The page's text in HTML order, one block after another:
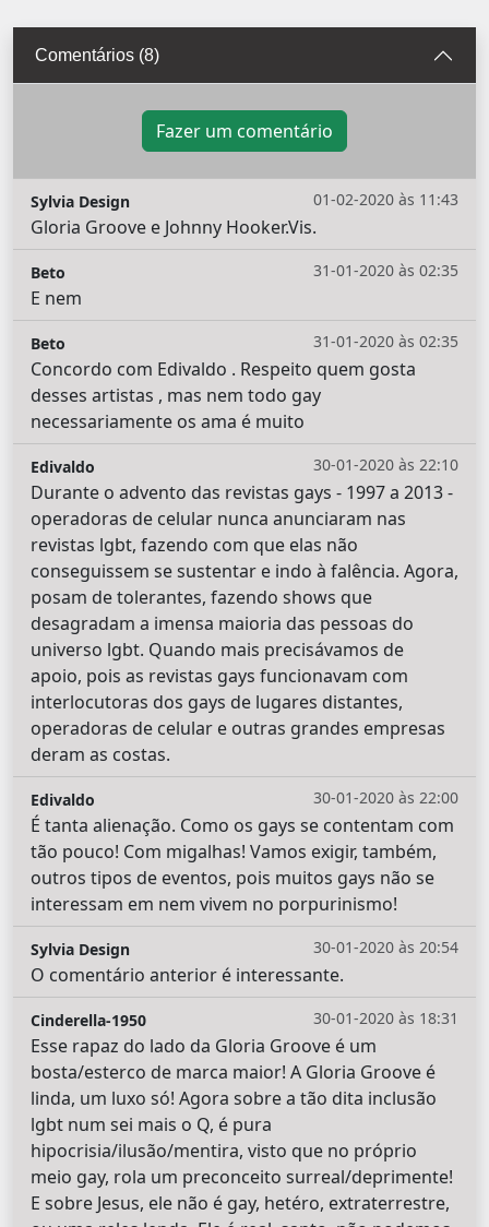
Comentários (8)
Fazer um comentário
01-02-2020 às 11:43
Sylvia Design
Gloria Groove e Johnny Hooker.Vis.
31-01-2020 às 02:35
Beto
E nem
31-01-2020 às 02:35
Beto
Concordo com Edivaldo . Respeito quem gosta
desses artistas , mas nem todo gay
necessariamente os ama é muito
30-01-2020 às 22:10
Edivaldo
Durante o advento das revistas gays - 1997 a 2013 -
operadoras de celular nunca anunciaram nas
revistas lgbt, fazendo com que elas não
conseguissem se sustentar e indo à falência. Agora,
posam de tolerantes, fazendo shows que
desagradam a imensa maioria das pessoas do
universo lgbt. Quando mais precisávamos de
apoio, pois as revistas gays funcionavam com
interlocutoras dos gays de lugares distantes,
operadoras de celular e outras grandes empresas
deram as costas.
30-01-2020 às 22:00
Edivaldo
É tanta alienação. Como os gays se contentam com
tão pouco! Com migalhas! Vamos exigir, também,
outros tipos de eventos, pois muitos gays não se
interessam em nem vivem no porpurinismo!
30-01-2020 às 20:54
Sylvia Design
O comentário anterior é interessante.
30-01-2020 às 18:31
Cinderella-1950
Esse rapaz do lado da Gloria Groove é um
bosta/esterco de marca maior! A Gloria Groove é
linda, um luxo só! Agora sobre a tão dita inclusão
lgbt num sei mais o Q, é pura
hipocrisia/ilusão/mentira, visto que no próprio
meio gay, rola um preconceito surreal/deprimente!
E sobre Jesus, ele não é gay, hetéro, extraterrestre,